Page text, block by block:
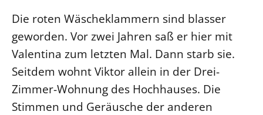
Die roten Wäscheklammern sind blasser
geworden. Vor zwei Jahren saß er hier mit
Valentina zum letzten Mal. Dann starb sie.
Seitdem wohnt Viktor allein in der Drei-
Zimmer-Wohnung des Hochhauses. Die
Stimmen und Geräusche der anderen
Beschwerdestellen
Kirchenämter
Gleichstellung
Datenschutz
Geschäftsstelle Landessynode